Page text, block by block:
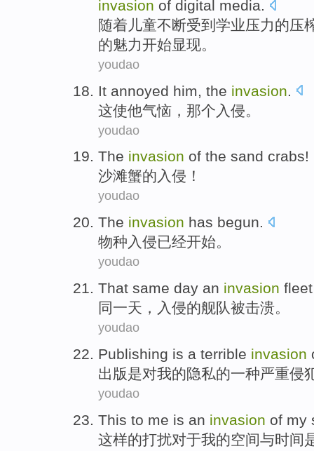
invasion of digital media.
随着 儿童不断受到 学业压力的压
的魅力开始显现。
youdao
It annoyed him the invasion
这使他气恼 ， 那个 入侵 。
youdao
The invasion of the sand crabs!
沙滩蟹的 入侵 ！
youdao
The invasion has begun.
物种 入侵已经开始。
youdao
That same day an invasion fleet
同一天 ， 入侵的舰队被击溃。
youdao
Publishing is a terrible invasion
出版是对我的隐私的一种严重侵
youdao
This to me is an invasion of my
这样的打扰对于我的空间与时间